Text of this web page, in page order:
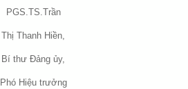
PGS.TS.Trần
Thị Thanh Hiền,
Bí thư Đảng ủy,
Phó Hiệu trưởng